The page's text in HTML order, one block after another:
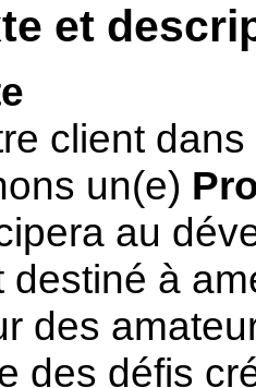
et
client
un(e)
au
destiné à
des
des défis